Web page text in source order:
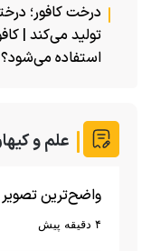
درخت کافور؛
تولید می‌کند |
استفاده می‌شود؟
علم و
واضح‌ترین
۴ دقیقه پیش